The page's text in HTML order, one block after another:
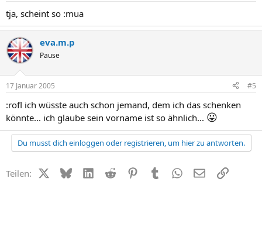
tja, scheint so :mua
eva.m.p
Pause
17 Januar 2005 #5
:rofl ich wüsste auch schon jemand, dem ich das schenken
könnte... ich glaube sein vorname ist so ähnlich... 😛
Du musst dich einloggen oder registrieren, um hier zu antworten.
Teilen: X (Twitter)
BlueskyLinkedIn
Reddit PinterestTumblr WhatsApp
E-MailLink